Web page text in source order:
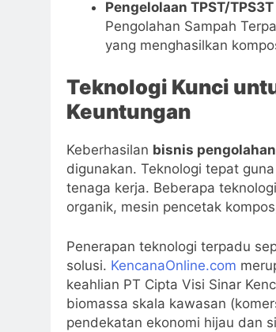
Pengelolaan TPST/
Pengolahan Sampah
yang menghasilkan
Teknologi Kunci
Keuntungan
Keberhasilan bisnis
digunakan. Teknologi tepat
tenaga kerja. Beberapa
organik, mesin pencetak
Penerapan teknologi terpadu
solusi. KencanaOnline.com
keahlian PT Cipta Visi Sinar
biomassa skala kawasan
pendekatan ekonomi hijau dan